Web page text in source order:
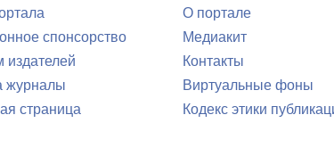
спонсорство
журналы
страница
О портале
Медиакит
Контакты
Виртуальные фоны
Кодекс этики